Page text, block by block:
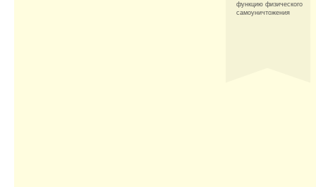
функцию физического
самоуничтожения